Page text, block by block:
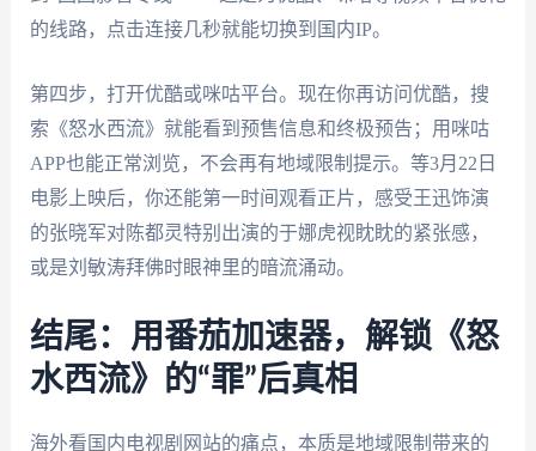
的线路，点击连接几秒就能切换到国内IP。
第四步，打开优酷或咪咕平台。现在你再访问优酷，搜
索《怒水西流》就能看到预售信息和终极预告；用咪咕
APP也能正常浏览，不会再有地域限制提示。等3月22日
电影上映后，你还能第一时间观看正片，感受王迅饰演
的张晓军对陈都灵特别出演的于娜虎视眈眈的紧张感，
或是刘敏涛拜佛时眼神里的暗流涌动。
结尾：用番茄加速器，解锁《怒
水西流》的“罪”后真相
海外看国内电视剧网站的痛点，本质是地域限制带来的